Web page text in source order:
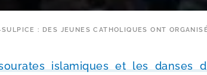
: DES JEUNES CATHOLIQUES ONT
isla­miques et les danses